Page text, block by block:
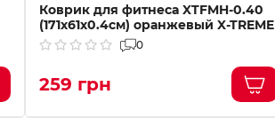
Коврик для фитнеса XTFMH-0.40
(171х61х0.4см) оранжевый X-TREME
0
259 грн